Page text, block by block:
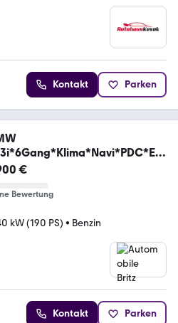
Kontakt Parken
€
Bewertung
kW (190 PS) • Benzin
Kontakt Parken